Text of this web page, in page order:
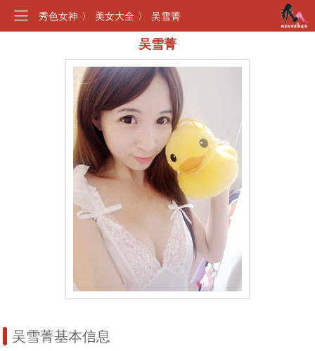
秀色女神 〉 美女大全 〉 吴雪菁
吴雪菁
吴雪菁基本信息